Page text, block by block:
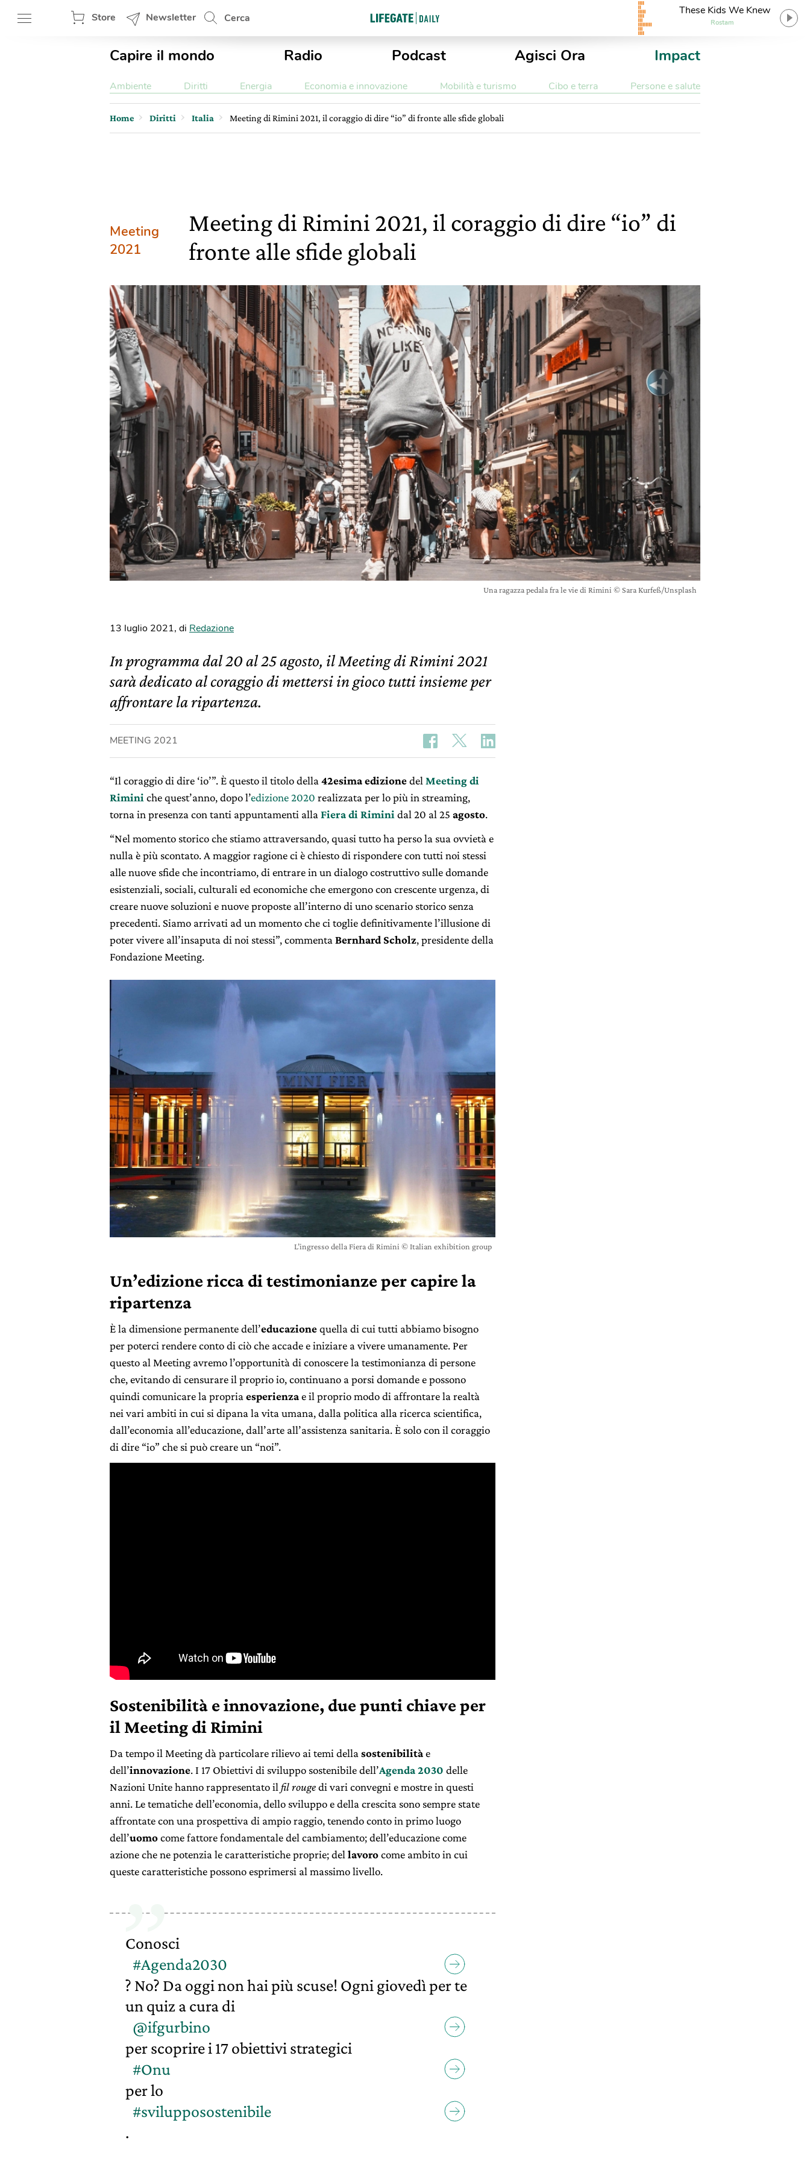
Store Newsletter Cerca
These Kids We Knew
Rostam
Capire il mondo Radio Podcast Agisci Ora Impact
Ambiente Diritti Energia Economia e innovazione Mobilità e turismo Cibo e terra Persone e salute
Home Diritti Italia Meeting di Rimini 2021, il coraggio di dire “io” di fronte alle sfide globali
Meeting
2021
Meeting di Rimini 2021, il coraggio di dire “io” di
fronte alle sfide globali
Una ragazza pedala fra le vie di Rimini © Sara Kurfeß/Unsplash
13 luglio 2021, di Redazione
In programma dal 20 al 25 agosto, il Meeting di Rimini 2021
sarà dedicato al coraggio di mettersi in gioco tutti insieme per
affrontare la ripartenza.
MEETING 2021
“Il coraggio di dire ‘io’”. È questo il titolo della 42esima edizionedel Meeting di
Rimini che quest’anno, dopo l’edizione 2020 realizzata per lo più in streaming,
torna in presenza con tanti appuntamenti alla Fiera di Rimini dal 20 al 25 agosto.
“Nel momento storico che stiamo attraversando, quasi tutto ha perso la sua ovvietà e
nulla è più scontato. A maggior ragione ci è chiesto di rispondere con tutti noi stessi
alle nuove sfide che incontriamo, di entrare in un dialogo costruttivo sulle domande
esistenziali, sociali, culturali ed economiche che emergono con crescente urgenza, di
creare nuove soluzioni e nuove proposte all’interno di uno scenario storico senza
precedenti. Siamo arrivati ad un momento che ci toglie definitivamente l’illusione di
poter vivere all’insaputa di noi stessi”, commenta Bernhard Scholz, presidente della
Fondazione Meeting.
L’ingresso della Fiera di Rimini © Italian exhibition group
Un’edizione ricca di testimonianze per capire la
ripartenza
È la dimensione permanente dell’educazionequella di cui tutti abbiamo bisogno
per poterci rendere conto di ciò che accade e iniziare a vivere umanamente. Per
questo al Meeting avremo l’opportunità di conoscere la testimonianza di persone
che, evitando di censurare il proprio io, continuano a porsi domande e possono
quindi comunicare la propria esperienzae il proprio modo di affrontare la realtà
nei vari ambiti in cui si dipana la vita umana, dalla politica alla ricerca scientifica,
dall’economia all’educazione, dall’arte all’assistenza sanitaria. È solo con il coraggio
di dire “io” che si può creare un “noi”.
Sostenibilità e innovazione, due punti chiave per
il Meeting di Rimini
Da tempo il Meeting dà particolare rilievo ai temi della sostenibilitàe
dell’innovazione. I 17 Obiettivi di sviluppo sostenibile dell’Agenda 2030 delle
Nazioni Unite hanno rappresentato il fil rougedi vari convegni e mostre in questi
anni. Le tematiche dell’economia, dello sviluppo e della crescita sono sempre state
affrontate con una prospettiva di ampio raggio, tenendo conto in primo luogo
dell’uomocome fattore fondamentale del cambiamento; dell’educazione come
azione che ne potenzia le caratteristiche proprie; del lavorocome ambito in cui
queste caratteristiche possono esprimersi al massimo livello.
Conosci
#Agenda2030
? No? Da oggi non hai più scuse! Ogni giovedì per te
un quiz a cura di
@ifgurbino
per scoprire i 17 obiettivi strategici
#Onu
per lo
#svilupposostenibile
.